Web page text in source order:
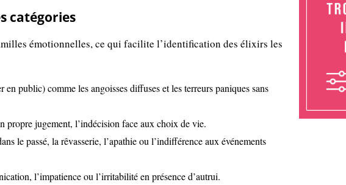
catégories
émotionnelles, ce qui facilite l’identification des élixirs les
public) comme les angoisses diffuses et les terreurs paniques sans
propre jugement, l’indécision face aux choix de vie.
le passé, la rêvasserie, l’apathie ou l’indifférence aux événements
l’impatience ou l’irritabilité en présence d’autrui.